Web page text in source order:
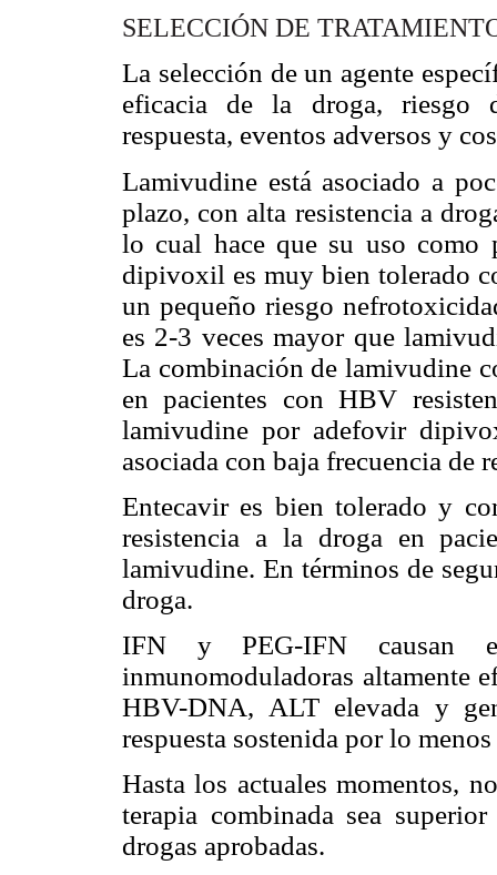
SELECCIÓN DE
La selección de un agente
eficacia de la droga, riesgo
respuesta, eventos adversos y
Lamivudine está asociado a
plazo, con alta resistencia a
lo cual hace que su uso como
dipivoxil es muy bien tolerado
un pequeño riesgo
es 2-3 veces mayor que
La combinación de lamivudine
en pacientes con HBV
lamivudine por adefovir
asociada con baja frecuencia de
Entecavir es bien tolerado y
resistencia a la droga en
lamivudine. En términos de
droga.
IFN y PEG-IFN causan
inmunomoduladoras altamente
HBV-DNA, ALT elevada y
respuesta sostenida por lo
Hasta los actuales momentos,
terapia combinada sea
drogas aprobadas.